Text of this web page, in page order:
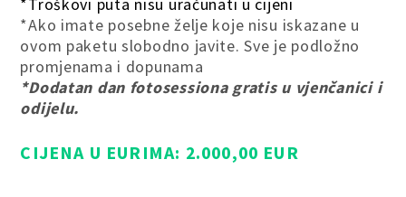
*Troškovi puta nisu uračunati u cijeni
*Ako imate posebne želje koje nisu iskazane u
ovom paketu slobodno javite. Sve je podložno
promjenama i dopunama
*Dodatan dan fotosessiona gratis u vjenčanici i
odijelu.
CIJENA U EURIMA: 2.000,00 EUR